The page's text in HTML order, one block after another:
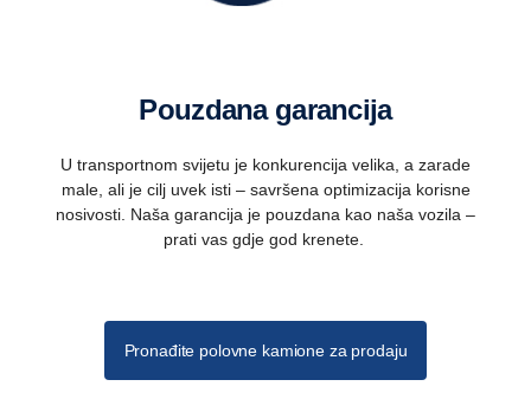
Pouzdana garancija
U transportnom svijetu je konkurencija velika, a zarade
male, ali je cilj uvek isti – savršena optimizacija korisne
nosivosti. Naša garancija je pouzdana kao naša vozila –
prati vas gdje god krenete.
Pronađite polovne kamione za prodaju